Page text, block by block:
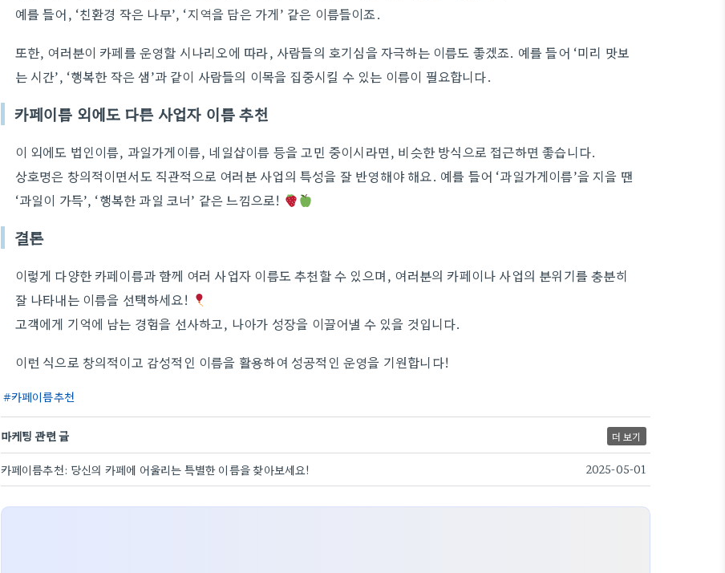
예를 들어, ‘친환경 작은 나무’, ‘지역을 담은 가게’ 같은 이름들이죠.
또한, 여러분이 카페를 운영할 시나리오에 따라, 사람들의 호기심을 자극하는 이름도 좋겠죠. 예를 들어 ‘미리 맛보
는 시간’, ‘행복한 작은 샘’과 같이 사람들의 이목을 집중시킬 수 있는 이름이 필요합니다.
카페이름 외에도 다른 사업자 이름 추천
이 외에도 법인이름, 과일가게이름, 네일샵이름 등을 고민 중이시라면, 비슷한 방식으로 접근하면 좋습니다.
상호명은 창의적이면서도 직관적으로 여러분 사업의 특성을 잘 반영해야 해요. 예를 들어 ‘과일가게이름’을 지을 땐
‘과일이 가득’, ‘행복한 과일 코너’ 같은 느낌으로!
결론
이렇게 다양한 카페이름과 함께 여러 사업자 이름도 추천할 수 있으며, 여러분의 카페이나 사업의 분위기를 충분히
잘 나타내는 이름을 선택하세요!
고객에게 기억에 남는 경험을 선사하고, 나아가 성장을 이끌어낼 수 있을 것입니다.
이런 식으로 창의적이고 감성적인 이름을 활용하여 성공적인 운영을 기원합니다!
카페이름추천
마케팅 관련 글 더 보기
카페이름추천: 당신의 카페에 어울리는 특별한 이름을 찾아보세요! 2025-05-01